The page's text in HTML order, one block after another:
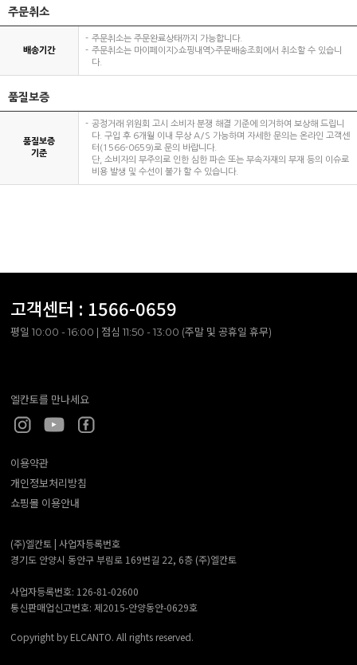
주문취소
배송기간
주문취소는 주문완료상태까지 가능합니다.
주문취소는 마이페이지>쇼핑내역>주문배송조회에서 취소할 수 있습니
다.
품질보증
품질보증
기준
공정거래 위원회 고시 소비자 분쟁 해결 기준에 의거하여 보상해 드립니
다. 구입 후 6개월 이내 무상 A/S 가능하며 자세한 문의는 온라인 고객센
터(1566-0659)로 문의 바랍니다.
단, 소비자의 부주의로 인한 심한 파손 또는 부속자재의 부재 등의 이슈로
비용 발생 및 수선이 불가 할 수 있습니다.
고객센터 : 1566-0659
평일 10:00 - 16:00 | 점심 11:50 - 13:00 (주말 및 공휴일 휴무)
엘칸토를 만나세요
이용약관
개인정보처리방침
쇼핑몰 이용안내
(주)엘칸토 | 사업자등록번호
경기도 안양시 동안구 부림로 169번길 22, 6층 (주)엘칸토
사업자등록번호: 126-81-02600
통신판매업신고번호: 제2015-안양동안-0629호
Copyright by ELCANTO. All rights reserved.